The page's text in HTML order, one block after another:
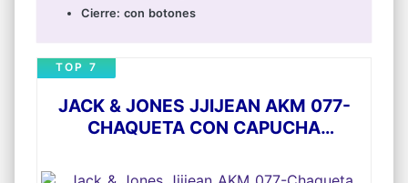
Cierre: con botones
JACK & JONES JJIJEAN AKM 077-
CHAQUETA CON CAPUCHA
DENIM, XL PARA HOMBRE
TOP 7